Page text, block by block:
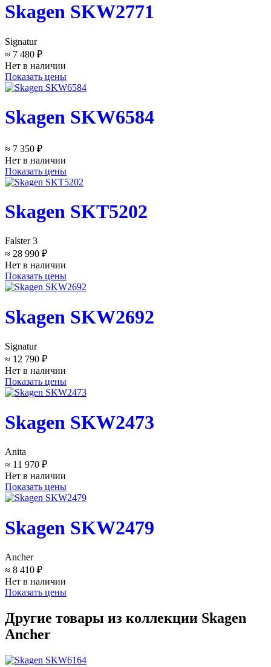
Skagen SKW2771
Signatur
≈ 7 480 ₽
Нет в наличии
Показать цены
Skagen SKW6584
≈ 7 350 ₽
Нет в наличии
Показать цены
Skagen SKT5202
Falster 3
≈ 28 990 ₽
Нет в наличии
Показать цены
Skagen SKW2692
Signatur
≈ 12 790 ₽
Нет в наличии
Показать цены
Skagen SKW2473
Anita
≈ 11 970 ₽
Нет в наличии
Показать цены
Skagen SKW2479
Ancher
≈ 8 410 ₽
Нет в наличии
Показать цены
Другие товары из коллекции Skagen
Ancher